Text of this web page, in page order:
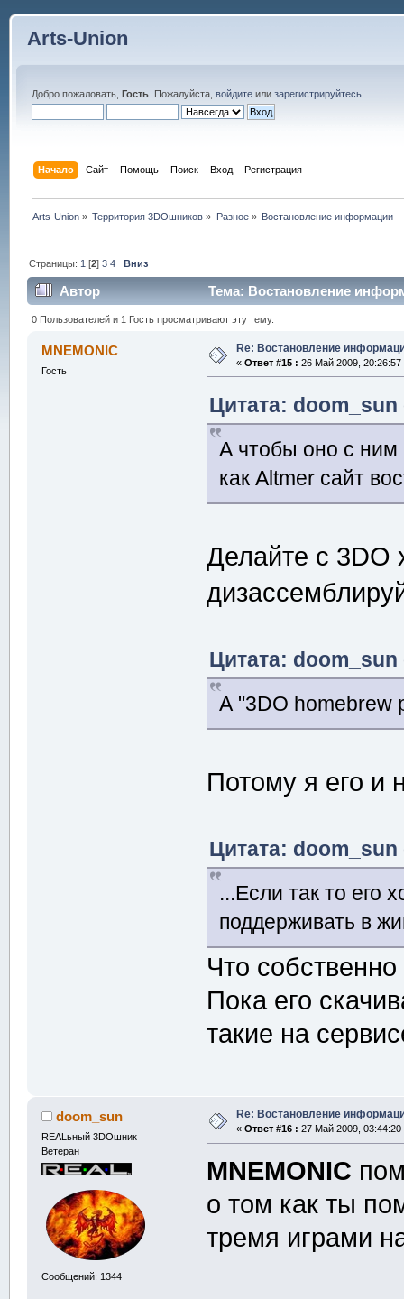
Arts-Union
Добро пожаловать, Гость. Пожалуйста, войдитеили зарегистрируйтесь.
Начало Сайт Помощь Поиск Вход Регистрация
Arts-Union » Территория 3DOшников » Разное» Востановление информации
Страницы: 1 [2]3 4 Вниз
Автор Тема: Востановление
0 Пользователей и 1 Гость просматривают эту тему.
MNEMONIC
Гость
Re: Востановление
« Ответ #15 : 26 Май 2009, 20:26:57
Цитата:
А чтобы оно с ним
как Altmer сайт
Делайте с 3DO
Цитата:
А "3DO homebrew
Потому я его и
Цитата:
...Если так то его
поддерживать в
Что
Пока его
такие на
doom_sun
REALьный 3DOшник
Ветеран
Сообщений: 1344
Re: Востановление
« Ответ #16 : 27 Май 2009, 03:44:20
MNEMONIC
о том как ты
тремя играми